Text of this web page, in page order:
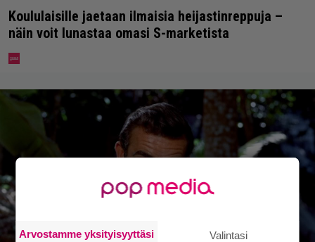
Koululaisille jaetaan ilmaisia heijastinreppuja –
näin voit lunastaa omasi S-marketista
Arvostamme yksityisyyttäsi Valintasi